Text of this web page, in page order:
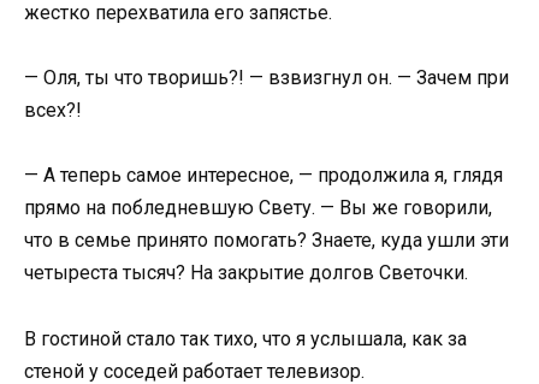
жестко перехватила его запястье.
— Оля, ты что творишь?! — взвизгнул он. — Зачем при
всех?!
— А теперь самое интересное, — продолжила я, глядя
прямо на побледневшую Свету. — Вы же говорили,
что в семье принято помогать? Знаете, куда ушли эти
четыреста тысяч? На закрытие долгов Светочки.
В гостиной стало так тихо, что я услышала, как за
стеной у соседей работает телевизор.